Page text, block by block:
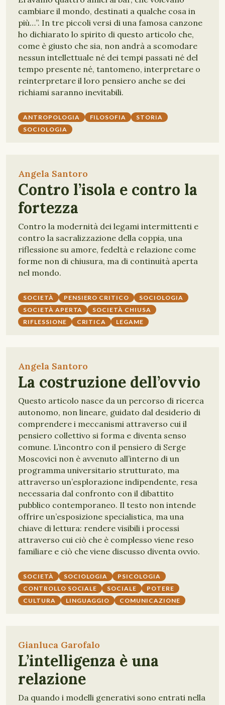
cambiare il mondo, destinati a qualche cosa in
più…”. In tre piccoli versi di una famosa canzone
ho dichiarato lo spirito di questo articolo che,
come è giusto che sia, non andrà a scomodare
nessun intellettuale né dei tempi passati né del
tempo presente né, tantomeno, interpretare o
reinterpretare il loro pensiero anche se dei
richiami saranno inevitabili.
ANTROPOLOGIA FILOSOFIA
STORIA
SOCIOLOGIA
Angela Santoro
Contro l’isola e contro la
fortezza
Contro la modernità dei legami intermittenti e
contro la sacralizzazione della coppia, una
riflessione su amore, fedeltà e relazione come
forme non di chiusura, ma di continuità aperta
nel mondo.
SOCIETÀ PENSIERO CRITICO
SOCIOLOGIA
SOCIETÀ APERTA
SOCIETÀ CHIUSA
RIFLESSIONE
CRITICA LEGAME
Angela Santoro
La costruzione dell’ovvio
Questo articolo nasce da un percorso di ricerca
autonomo, non lineare, guidato dal desiderio di
comprendere i meccanismi attraverso cui il
pensiero collettivo si forma e diventa senso
comune. L’incontro con il pensiero di Serge
Moscovici non è avvenuto all’interno di un
programma universitario strutturato, ma
attraverso un’esplorazione indipendente, resa
necessaria dal confronto con il dibattito
pubblico contemporaneo. Il testo non intende
offrire un’esposizione specialistica, ma una
chiave di lettura: rendere visibili i processi
attraverso cui ciò che è complesso viene reso
familiare e ciò che viene discusso diventa ovvio.
SOCIETÀ SOCIOLOGIA
PSICOLOGIA
CONTROLLO SOCIALE
SOCIALE
POTERE
CULTURA
LINGUAGGIO COMUNICAZIONE
Gianluca Garofalo
L’intelligenza è una
relazione
Da quando i modelli generativi sono entrati nella